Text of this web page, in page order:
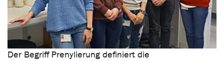
Der Begriff Prenylierung definiert die